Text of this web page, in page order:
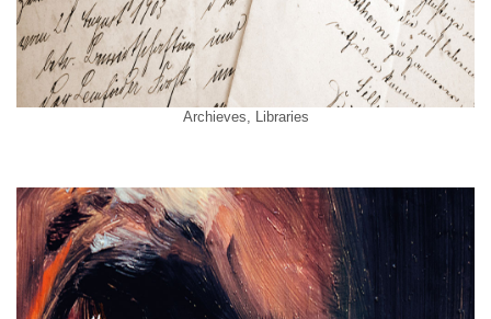
Archieves, Libraries